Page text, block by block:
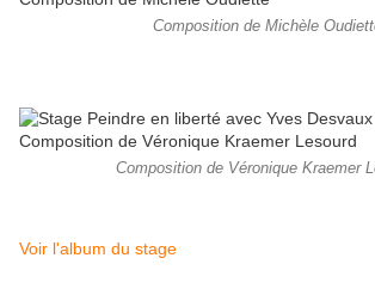
Composition de Michèle
Composition de Véronique Kraemer
Voir l'album du stage